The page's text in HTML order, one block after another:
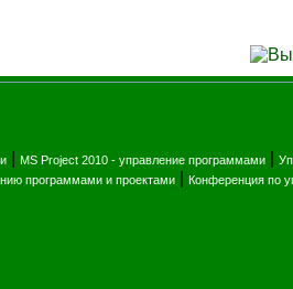
MS Project 2010 - управление программами
программами и проектами| Конференция по